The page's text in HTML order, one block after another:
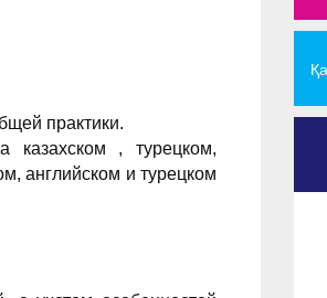
практики.
казахском , турецком,
английском и турецком